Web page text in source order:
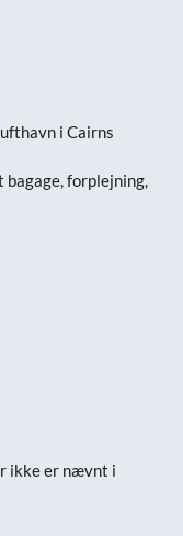
i Cairns
forplejning,
ikke er nævnt i